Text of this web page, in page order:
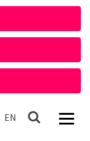
EN In English
Haku